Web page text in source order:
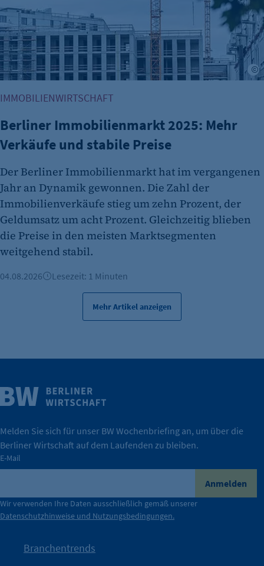
Cookie Laufzeit:
480 Tage
etracker Analytics
Name:
isSdEnabled
Anbieter:
Zweck:
Erkennung, ob bei dem Besucher die
Scrolltiefe gemessen wird.
Cookie Laufzeit:
24 Std.
mit Haltung.
Die Unternehmer stehen stellvertretend für die Vielfalt
der Berliner Wirtschaft.
Durch ihre Perspektiven wird deutlich, was der Claim
konkret bedeutet – und wie die IHK Berlin Unternehmen
tatsächlich unterstützt.
Wirtschaft.
Weitere Infos
IMMOBILIENWIRTSCHAFT
Berliner Immobilienmarkt 2025: Mehr
Verkäufe und stabile Preise
Der Berliner Immobilienmarkt hat im vergangenen
Jahr an Dynamik gewonnen. Die Zahl der
Immobilienverkäufe stieg um zehn Prozent, der
Geldumsatz um acht Prozent. Gleichzeitig blieben
die Preise in den meisten Marktsegmenten
weitgehend stabil.
04.08.2026 Lesezeit: 1 Minuten
Mehr Artikel anzeigen
Melden Sie sich für unser BW Wochenbriefing an, um über die
Berliner Wirtschaft auf dem Laufenden zu bleiben.
E-Mail
Anmelden
Wir verwenden Ihre Daten ausschließlich gemäß unserer
Datenschutzhinweise und Nutzungsbedingungen.
Branchentrends